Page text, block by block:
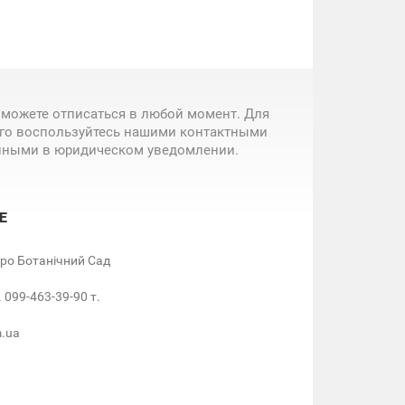
отписаться в любой момент. Для
воспользуйтесь нашими контактными
в юридическом уведомлении.
Ботанічний Сад
463-39-90 т.